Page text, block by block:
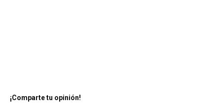
¡Comparte tu opinión!